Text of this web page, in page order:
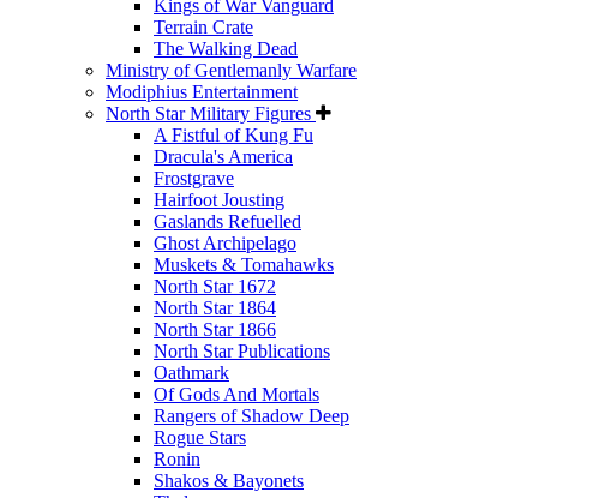
Kings of War Vanguard
Terrain Crate
The Walking Dead
Ministry of Gentlemanly Warfare
Modiphius Entertainment
North Star Military Figures
A Fistful of Kung Fu
Dracula's America
Frostgrave
Hairfoot Jousting
Gaslands Refuelled
Ghost Archipelago
Muskets & Tomahawks
North Star 1672
North Star 1864
North Star 1866
North Star Publications
Oathmark
Of Gods And Mortals
Rangers of Shadow Deep
Rogue Stars
Ronin
Shakos & Bayonets